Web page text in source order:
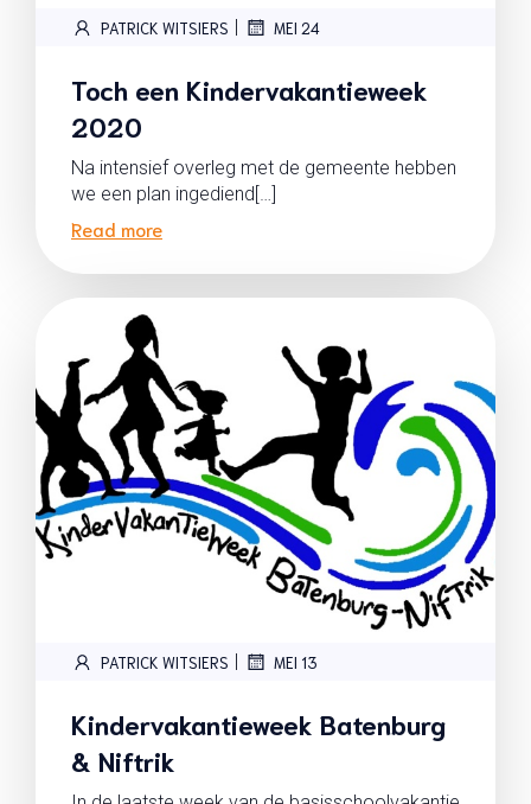
PATRICK WITSIERS | MEI 24
Toch een Kindervakantieweek
2020
Na intensief overleg met de gemeente hebben
we een plan ingediend[…]
Read more
PATRICK WITSIERS | MEI 13
Kindervakantieweek Batenburg
& Niftrik